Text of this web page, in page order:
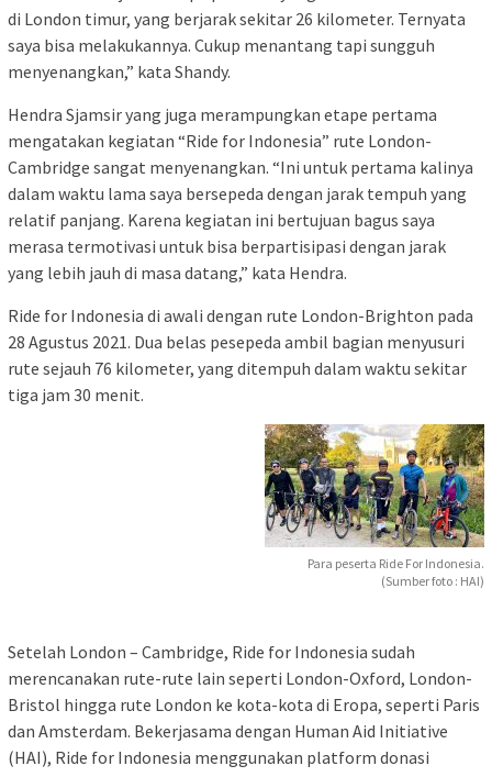
di London timur, yang berjarak sekitar 26 kilometer. Ternyata
saya bisa melakukannya. Cukup menantang tapi sungguh
menyenangkan,” kata Shandy.
Hendra Sjamsir yang juga merampungkan etape pertama
mengatakan kegiatan “Ride for Indonesia” rute London-
Cambridge sangat menyenangkan. “Ini untuk pertama kalinya
dalam waktu lama saya bersepeda dengan jarak tempuh yang
relatif panjang. Karena kegiatan ini bertujuan bagus saya
merasa termotivasi untuk bisa berpartisipasi dengan jarak
yang lebih jauh di masa datang,” kata Hendra.
Ride for Indonesia di awali dengan rute London-Brighton pada
28 Agustus 2021. Dua belas pesepeda ambil bagian menyusuri
rute sejauh 76 kilometer, yang ditempuh dalam waktu sekitar
tiga jam 30 menit.
Para peserta Ride For Indonesia.
(Sumber foto : HAI)
Setelah London – Cambridge, Ride for Indonesia sudah
merencanakan rute-rute lain seperti London-Oxford, London-
Bristol hingga rute London ke kota-kota di Eropa, seperti Paris
dan Amsterdam. Bekerjasama dengan Human Aid Initiative
(HAI), Ride for Indonesia menggunakan platform donasi